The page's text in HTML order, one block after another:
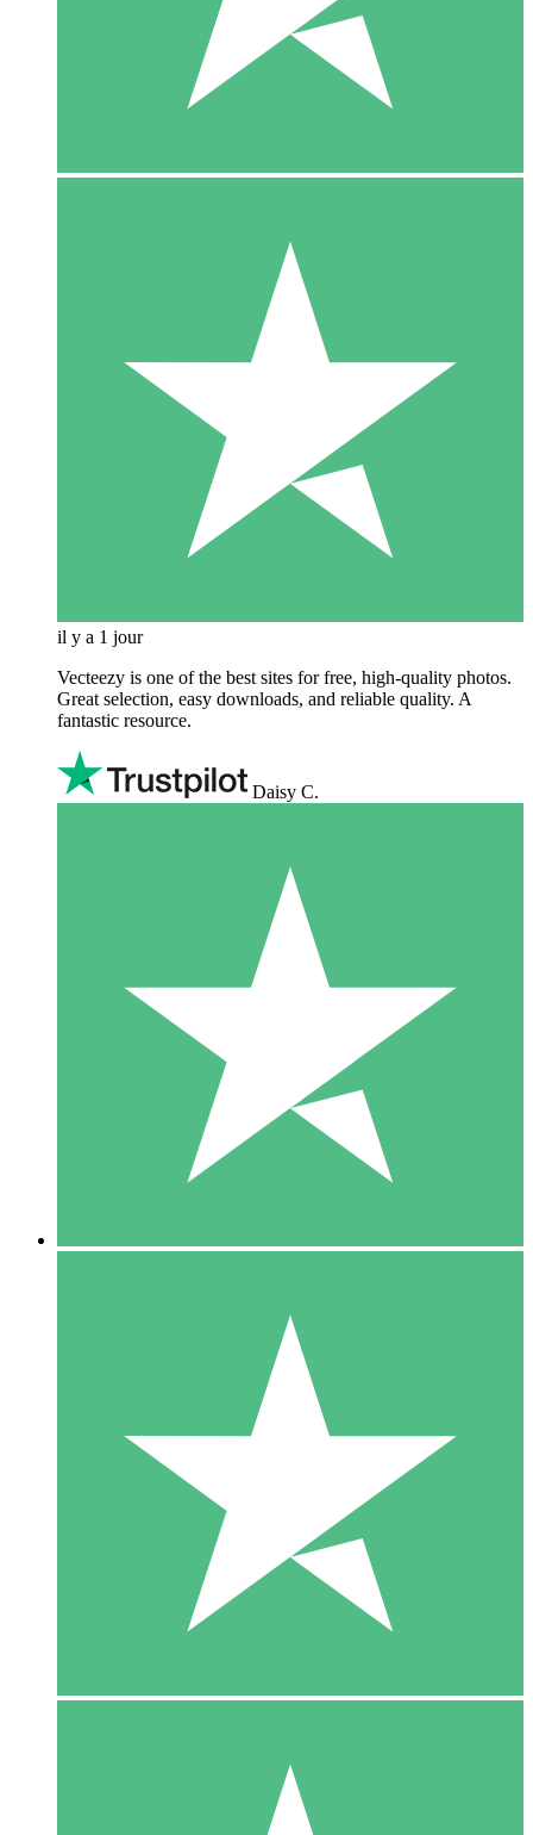
il y a 1 jour
Vecteezy is one of the best sites for free, high‑quality photos.
Great selection, easy downloads, and reliable quality. A
fantastic resource.
Daisy C.